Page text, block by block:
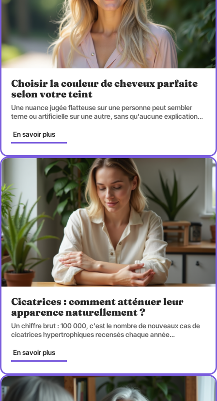
Choisir la couleur de cheveux parfaite
selon votre teint
Une nuance jugée flatteuse sur une personne peut sembler
terne ou artificielle sur une autre, sans qu'aucune explication…
En savoir plus
Cicatrices : comment atténuer leur
apparence naturellement ?
Un chiffre brut : 100 000, c'est le nombre de nouveaux cas de
cicatrices hypertrophiques recensés chaque année…
En savoir plus